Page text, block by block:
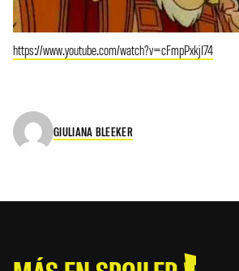
https://www.youtube.com/watch?v=cFmpPxkjI74
GIULIANA BLEEKER